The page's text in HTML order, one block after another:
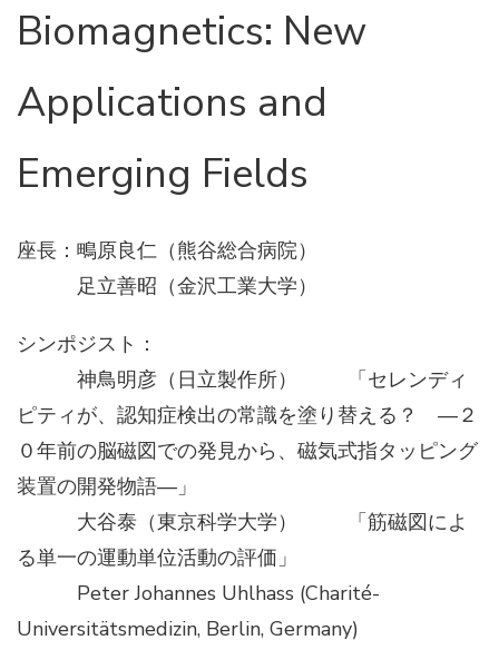
Biomagnetics: New
Applications and
Emerging Fields
座長：鴫原良仁（熊谷総合病院）
足立善昭（金沢工業大学）
シンポジスト：
神鳥明彦（日立製作所） 「セレンディ
ピティが、認知症検出の常識を塗り替える？ ―２
０年前の脳磁図での発見から、磁気式指タッピング
装置の開発物語―」
大谷泰（東京科学大学） 「筋磁図によ
る単一の運動単位活動の評価」
Peter Johannes Uhlhass (Charité-
Universitätsmedizin, Berlin, Germany)